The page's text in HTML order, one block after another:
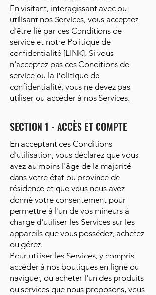
En visitant, interagissant avec ou
utilisant nos Services, vous acceptez
d'être lié par ces Conditions de
service et notre Politique de
confidentialité [LINK]. Si vous
n'acceptez pas ces Conditions de
service ou la Politique de
confidentialité, vous ne devez pas
utiliser ou accéder à nos Services.
SECTION 1 - ACCÈS ET COMPTE
En acceptant ces Conditions
d'utilisation, vous déclarez que vous
avez au moins l'âge de la majorité
dans votre état ou province de
résidence et que vous nous avez
donné votre consentement pour
permettre à l'un de vos mineurs à
charge d'utiliser les Services sur les
appareils que vous possédez, achetez
ou gérez.
Pour utiliser les Services, y compris
accéder à nos boutiques en ligne ou
naviguer, ou acheter l'un des produits
ou services que nous proposons, vous